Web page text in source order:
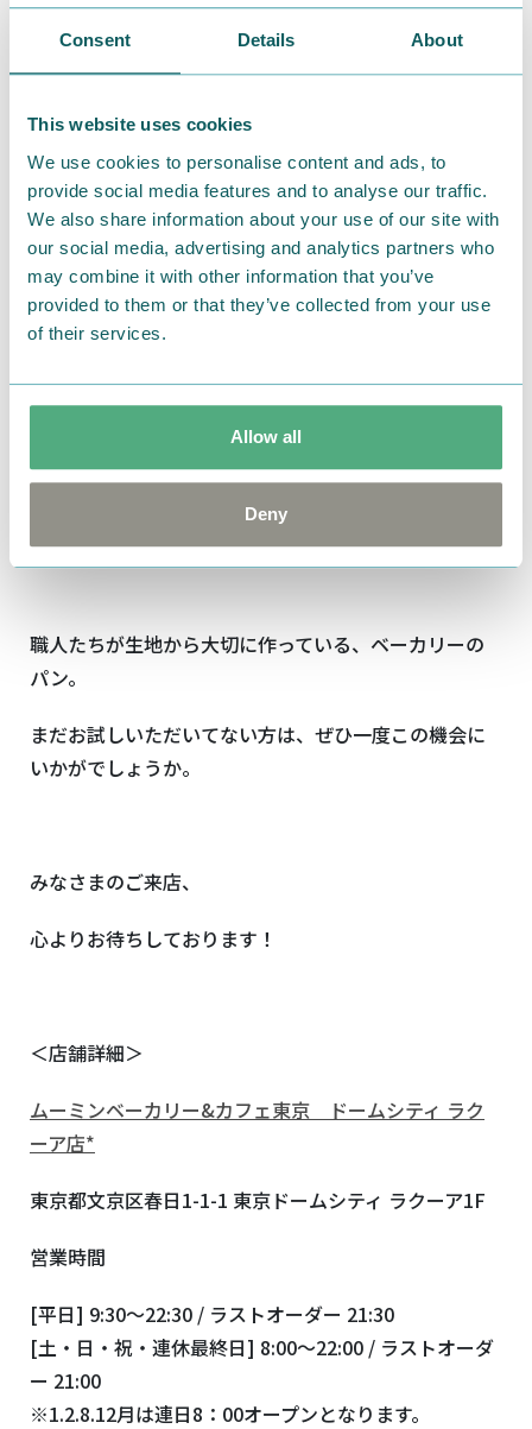
Consent Details About
This website uses cookies
We use cookies to personalise content and ads, to
provide social media features and to analyse our traffic.
We also share information about your use of our site with
our social media, advertising and analytics partners who
may combine it with other information that you’ve
provided to them or that they’ve collected from your use
of their services.
Allow all
Deny
その他、人気のキャラクターブレッドたちも、平日土日
共にご用意しておりますよ♪
職人たちが生地から大切に作っている、ベーカリーの
パン。
まだお試しいただいてない方は、ぜひ一度この機会に
いかがでしょうか。
みなさまのご来店、
心よりお待ちしております！
＜店舗詳細＞
ムーミンベーカリー&カフェ東京 ドームシティ ラク
ーア店*
東京都文京区春日1-1-1 東京ドームシティ ラクーア1F
営業時間
[平日] 9:30～22:30 / ラストオーダー 21:30
[土・日・祝・連休最終日] 8:00～22:00 / ラストオーダ
ー 21:00
※1.2.8.12月は連日8：00オープンとなります。